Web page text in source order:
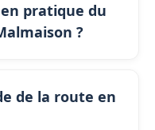
pratique du
?
de la route en